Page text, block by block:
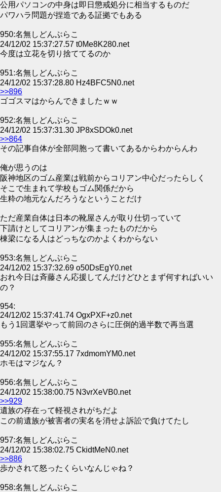
公用パソコンの中身は即日懲戒処分に相当するものだ
パワハラ問題が捏造である証拠でもある
950:名無しどんぶらこ
24/12/02 15:37:27.57 t0Me8K280.net
今度は立花を切り捨ててるのか
951:名無しどんぶらこ
24/12/02 15:37:28.80 Hz4BFC5N0.net
>>896
ゴゴスマはからんできましたｗｗ
952:名無しどんぶらこ
24/12/02 15:37:31.30 JP8xSDOk0.net
>>864
その記事自体が全部同胞って書いてあるからわからんわ
俺が思うのは
阪神地区のゴム産業は戦前からコリアン中心だったらしく
そこで生まれて学校もゴム関係だから
生粋の地元なんだろうなということだけ
ただ産業自体は日本の靴屋さんが取り仕切っていて
下請けとしてコリアンが集まったものだから
棟梁になる人はどっちなのかよくわからない
953:名無しどんぶらこ
24/12/02 15:37:32.69 o50DsEgY0.net
おれ今日は斉藤さん応援してんだけどひとまず何すればいい
の？
954:
24/12/02 15:37:41.74 OgxPXF+z0.net
もう1回選挙やって前回のさらに圧倒的過半数で再当選
955:名無しどんぶらこ
24/12/02 15:37:55.17 7xdmomYM0.net
ホモはマジなん？
956:名無しどんぶらこ
24/12/02 15:38:00.75 N3vrXeVB0.net
>>929
遺族の存在って軽視されがちだよ
この前遺族が被害者の実名を消せよ訴訟で負けてたし
957:名無しどんぶらこ
24/12/02 15:38:02.75 CkidtMeN0.net
>>886
歩かされて怒ったくらいなんじゃね？
958:名無しどんぶらこ